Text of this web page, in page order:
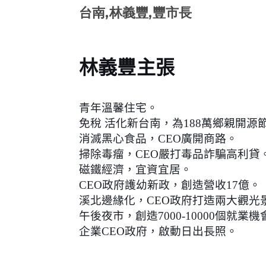
台南,林義豐,豐市長
林義豐主張
青年溫馨住宅。
免稅 活化新台南，為188萬鄉親開源
消滅黑心食品，CEO廣開商路。
掃除毒瘤，CEO嚴打毒品詐騙高利貸
磁鐵經濟，宜資宜居。
CEO政府護幼新政，創造營收17億。
溪北邊緣化，CEO政府打造兩大觀光
午後夜市，創造7000-10000個就業機
企業CEO政府，啟動日出長照。